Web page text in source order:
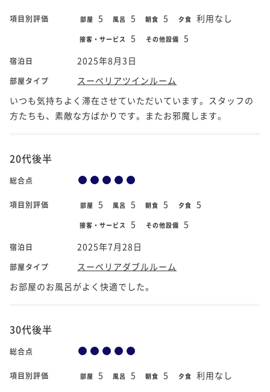
項目別評価 部屋 5 風呂 5 朝食 5 夕食 利用なし
接客・サービス 5 その他設備 5
宿泊日 2025年8月3日
部屋タイプ
スーペリアツインルーム
いつも気持ちよく滞在させていただいています。スタッフの
方たちも、素敵な方ばかりです。またお邪魔します。
20代後半
総合点
項目別評価 部屋 5 風呂 5 朝食 5 夕食 5
接客・サービス 5 その他設備 5
宿泊日 2025年7月28日
部屋タイプ
スーペリアダブルルーム
お部屋のお風呂がよく快適でした。
30代後半
総合点
項目別評価 部屋 5 風呂 5 朝食 5 夕食 利用なし